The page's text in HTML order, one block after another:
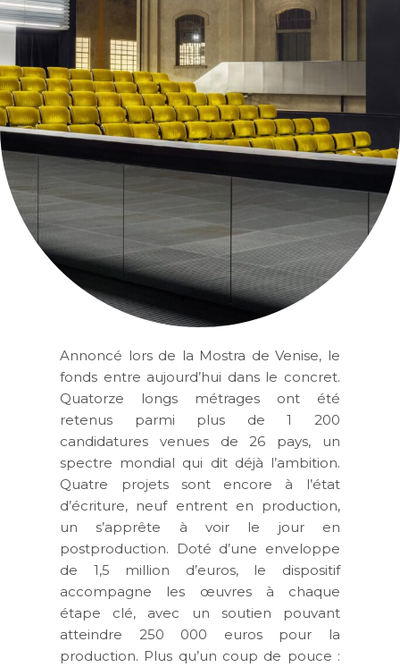
Annoncé lors de la Mostra de Venise, le
fonds entre aujourd’hui dans le concret.
Quatorze longs métrages ont été
retenus parmi plus de 1 200
candidatures venues de 26 pays, un
spectre mondial qui dit déjà l’ambition.
Quatre projets sont encore à l’état
d’écriture, neuf entrent en production,
un s’apprête à voir le jour en
postproduction. Doté d’une enveloppe
de 1,5 million d’euros, le dispositif
accompagne les œuvres à chaque
étape clé, avec un soutien pouvant
atteindre 250 000 euros pour la
production. Plus qu’un coup de pouce :